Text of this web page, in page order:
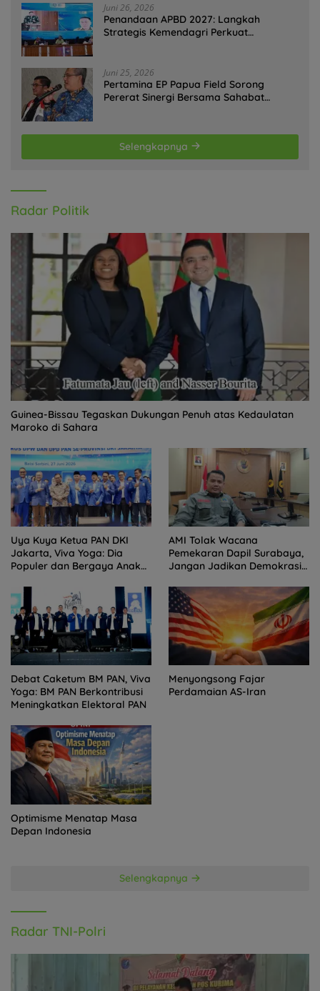
Juni 26, 2026
Penandaan APBD 2027: Langkah
Strategis Kemendagri Perkuat
Juni 25, 2026
Pertamina EP Papua Field Sorong
Pererat Sinergi Bersama Sahabat
Selengkapnya
Radar Politik
Guinea-Bissau Tegaskan Dukungan Penuh atas Kedaulatan
Maroko di Sahara
Uya Kuya Ketua PAN DKI
Jakarta, Viva Yoga: Dia
Populer dan Bergaya Anak
AMI Tolak Wacana
Pemekaran Dapil Surabaya,
Jangan Jadikan Demokrasi
Politik
Debat Caketum BM PAN, Viva
Yoga: BM PAN Berkontribusi
Meningkatkan Elektoral PAN
Menyongsong Fajar
Perdamaian AS-Iran
Optimisme Menatap Masa
Depan Indonesia
Selengkapnya
Radar TNI-Polri